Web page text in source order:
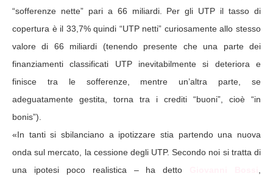
“sofferenze nette” pari a 66 miliardi. Per gli UTP il tasso di
copertura è il 33,7% quindi “UTP netti” curiosamente allo stesso
valore di 66 miliardi (tenendo presente che una parte dei
finanziamenti classificati UTP inevitabilmente si deteriora e
finisce tra le sofferenze, mentre un’altra parte, se
adeguatamente gestita, torna tra i crediti “buoni”, cioè “in
bonis”).
«In tanti si sbilanciano a ipotizzare stia partendo una nuova
onda sul mercato, la cessione degli UTP. Secondo noi si tratta di
una ipotesi poco realistica – ha detto